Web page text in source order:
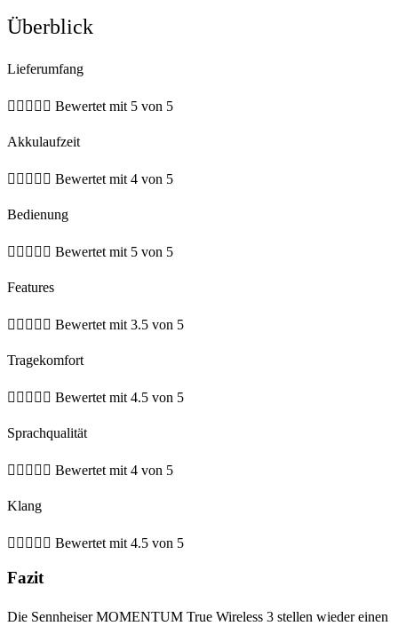
Überblick
Lieferumfang
     Bewertet mit 5 von 5
Akkulaufzeit
     Bewertet mit 4 von 5
Bedienung
     Bewertet mit 5 von 5
Features
     Bewertet mit 3.5 von 5
Tragekomfort
     Bewertet mit 4.5 von 5
Sprachqualität
     Bewertet mit 4 von 5
Klang
     Bewertet mit 4.5 von 5
Fazit
Die Sennheiser MOMENTUM True Wireless 3 stellen wieder einen